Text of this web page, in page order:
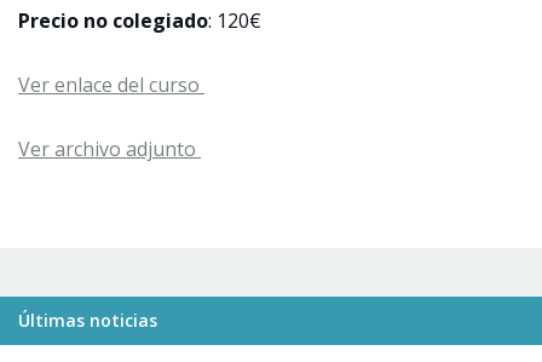
Precio no colegiado: 120€
Ver enlace del curso
Ver archivo adjunto
Últimas noticias